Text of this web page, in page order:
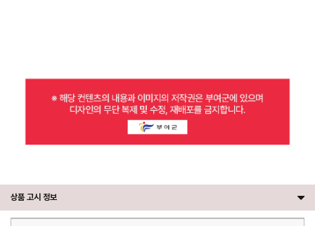
상품 고시 정보